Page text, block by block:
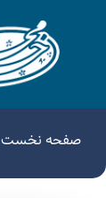
صفحه نخست